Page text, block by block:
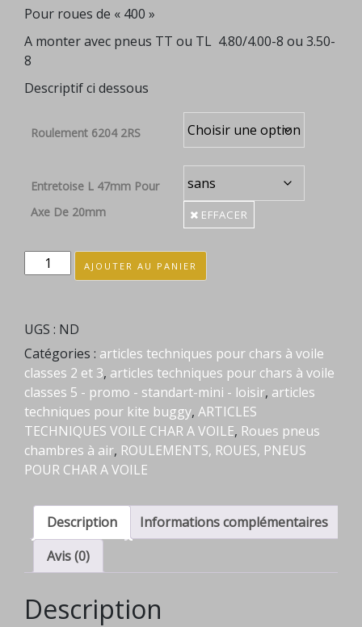
Pour roues de « 400 »
A monter avec pneus TT ou TL 4.80/4.00-8 ou 3.50-
8
Descriptif ci dessous
Roulement 6204 2RS
Entretoise L 47mm Pour
Axe De 20mm
EFFACER
quantité
de
char
à
voile
avec
ou
sans
roulements
et
AJOUTER AU PANIER
UGS : ND
Catégories : articles techniques pour chars à voile
classes 2 et 3, articles techniques pour chars à voile
classes 5 - promo - standart-mini - loisir, articles
techniques pour kite buggy, ARTICLES
TECHNIQUES VOILE CHAR A VOILE, Roues pneus
chambres à air, ROULEMENTS, ROUES, PNEUS
POUR CHAR A VOILE
Description
Informations complémentaires
Avis (0)
Description